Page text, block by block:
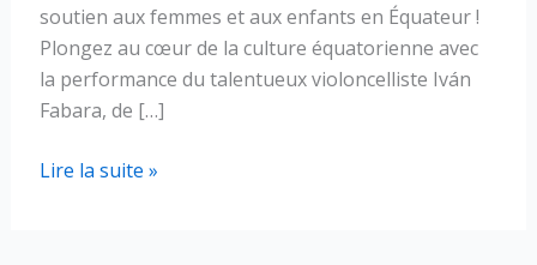
soutien aux femmes et aux enfants en Équateur !
Plongez au cœur de la culture équatorienne avec
la performance du talentueux violoncelliste Iván
Fabara, de […]
Soirée
Lire la suite »